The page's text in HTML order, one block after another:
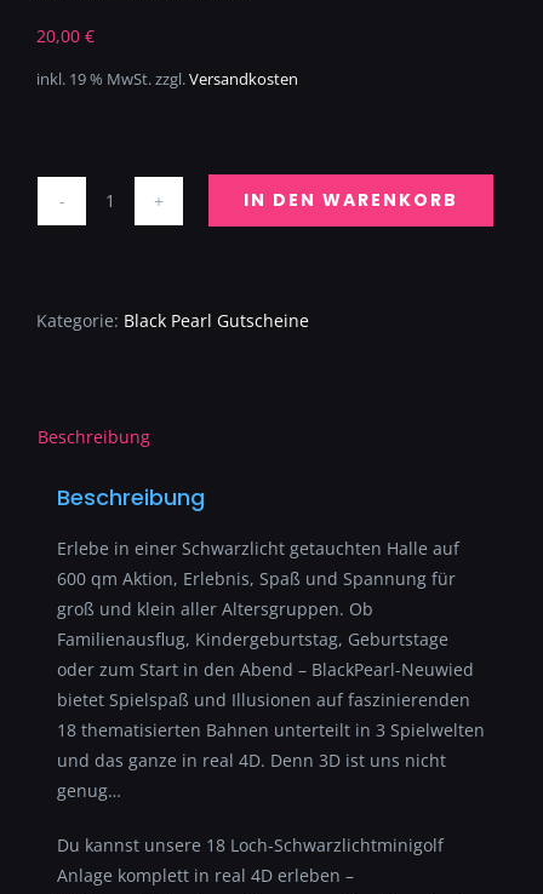
20,00 €
inkl. 19 % MwSt.zzgl.Versandkosten
Black-
IN DEN WARENKORB
Kategorie: Black Pearl Gutscheine
Beschreibung
Beschreibung
Erlebe in einer Schwarzlicht getauchten Halle auf
600 qm Aktion, Erlebnis, Spaß und Spannung für
groß und klein aller Altersgruppen. Ob
Familienausflug, Kindergeburtstag, Geburtstage
oder zum Start in den Abend – BlackPearl-Neuwied
bietet Spielspaß und Illusionen auf faszinierenden
18 thematisierten Bahnen unterteilt in 3 Spielwelten
und das ganze in real 4D. Denn 3D ist uns nicht
genug…
Du kannst unsere 18 Loch-Schwarzlichtminigolf
Anlage komplett in real 4D erleben –